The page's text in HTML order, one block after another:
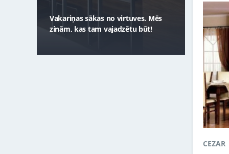
Vakariņas sākas no virtuves. Mēs
zinām, kas tam vajadzētu būt!
CEZAR